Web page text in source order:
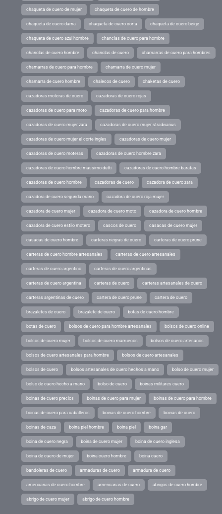
chaqueta de cuero de mujer chaqueta de cuero de hombre
chaqueta de cuero dama chaqueta de cuero corta chaqueta de cuero beige
chaqueta de cuero azul hombre chanclas de cuero para hombre
chanclas de cuero hombre chanclas de cuero chamarras de cuero para hombres
chamarras de cuero para hombre chamarra de cuero mujer
chamarra de cuero hombre chalecos de cuero chaketas de cuero
cazadoras moteras de cuero cazadoras de cuero rojas
cazadoras de cuero para moto cazadoras de cuero para hombre
cazadoras de cuero mujer zara cazadoras de cuero mujer stradivarius
cazadoras de cuero mujer el corte ingles cazadoras de cuero mujer
cazadoras de cuero moteras cazadoras de cuero hombre zara
cazadoras de cuero hombre massimo dutti cazadoras de cuero hombre baratas
cazadoras de cuero hombre cazadoras de cuero cazadora de cuero zara
cazadora de cuero segunda mano cazadora de cuero roja mujer
cazadora de cuero mujer cazadora de cuero moto cazadora de cuero hombre
cazadora de cuero estilo motero cascos de cuero casacas de cuero mujer
casacas de cuero hombre carteras negras de cuero carteras de cuero prune
carteras de cuero hombre artesanales carteras de cuero artesanales
carteras de cuero argentino carteras de cuero argentinas
carteras de cuero argentina carteras de cuero carteras artesanales de cuero
carteras argentinas de cuero cartera de cuero prune cartera de cuero
brazaletes de cuero brazalete de cuero botas de cuero hombre
botas de cuero bolsos de cuero para hombre artesanales bolsos de cuero online
bolsos de cuero mujer bolsos de cuero marruecos bolsos de cuero artesanos
bolsos de cuero artesanales para hombre bolsos de cuero artesanales
bolsos de cuero bolsos artesanales de cuero hechos a mano bolso de cuero mujer
bolso de cuero hecho a mano bolso de cuero boinas militares cuero
boinas de cuero precios boinas de cuero para mujer boinas de cuero para hombre
boinas de cuero para caballeros boinas de cuero hombre boinas de cuero
boinas de caza boina piel hombre boina piel boina gar
boina de cuero negra boina de cuero mujer boina de cuero inglesa
boina de cuero de mujer boina cuero hombre boina cuero
bandoleras de cuero armaduras de cuero armadura de cuero
americanas de cuero hombre americanas de cuero abrigos de cuero hombre
abrigo de cuero mujer abrigo de cuero hombre